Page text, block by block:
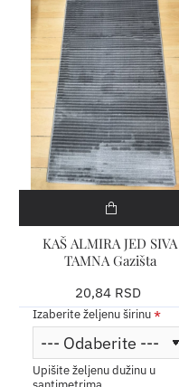
KAŠ ALMIRA JED SIVA
TAMNA Gazišta
20,84 RSD
Izaberite željenu širinu
Upišite željenu dužinu u